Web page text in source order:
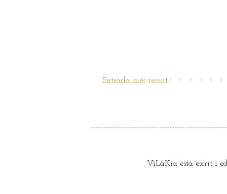
Entrada més recent
ViLàKia està escrit i